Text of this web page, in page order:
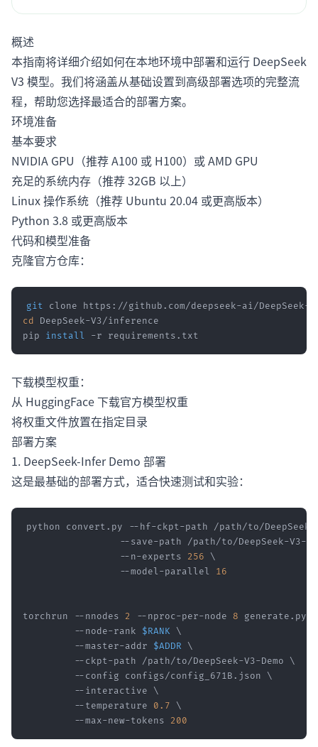
概述
本指南将详细介绍如何在本地环境中部署和运行 DeepSeek
V3 模型。我们将涵盖从基础设置到高级部署选项的完整流
程，帮助您选择最适合的部署方案。
环境准备
基本要求
NVIDIA GPU（推荐 A100 或 H100）或 AMD GPU
充足的系统内存（推荐 32GB 以上）
Linux 操作系统（推荐 Ubuntu 20.04 或更高版本）
Python 3.8 或更高版本
代码和模型准备
克隆官方仓库：
git
cd
pip install -r requirements.txt
下载模型权重：
从 HuggingFace 下载官方模型权重
将权重文件放置在指定目录
部署方案
1. DeepSeek-Infer Demo 部署
这是最基础的部署方式，适合快速测试和实验：
python convert.py --hf-ckpt-path /path/to/
--save-path /path/to/DeepSeek-V3-
                 --n-experts
256
\
                 --model-parallel
16
torchrun --nnodes 2 --nproc-per-node 8 generate.py
         --node-rank
$RANK
\
         --master-addr
$ADDR
\
         --ckpt-path /path/to/DeepSeek-V3-Demo
\
         --config configs/config_671B.json
\
         --interactive
\
         --temperature
0.7
\
         --max-new-tokens
200